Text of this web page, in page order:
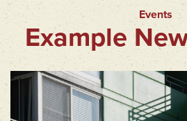
Events
Example